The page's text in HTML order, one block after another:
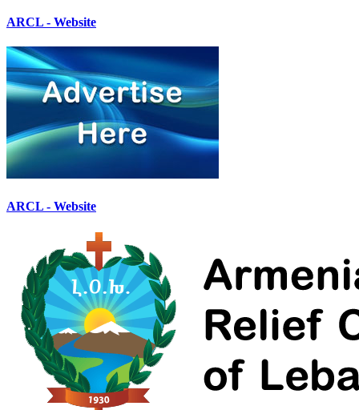
ARCL - Website
ARCL - Website